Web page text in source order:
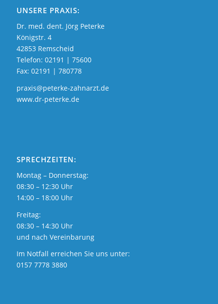
UNSERE PRAXIS:
Dr. med. dent. Jörg Peterke
Königstr. 4
42853 Remscheid
Telefon: 02191 | 75600
Fax: 02191 | 780778
praxis@peterke-zahnarzt.de
www.dr-peterke.de
SPRECHZEITEN:
Montag – Donnerstag:
08:30 – 12:30 Uhr
14:00 – 18:00 Uhr
Freitag:
08:30 – 14:30 Uhr
und nach Vereinbarung
Im Notfall erreichen Sie uns unter:
0157 7778 3880